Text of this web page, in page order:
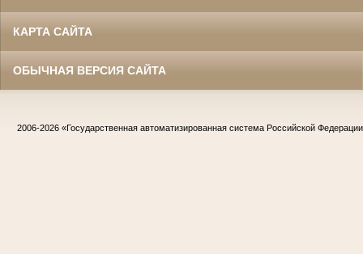
КАРТА САЙТА
ОБЫЧНАЯ ВЕРСИЯ САЙТА
2006-2026 «Государственная автоматизированная система Российской